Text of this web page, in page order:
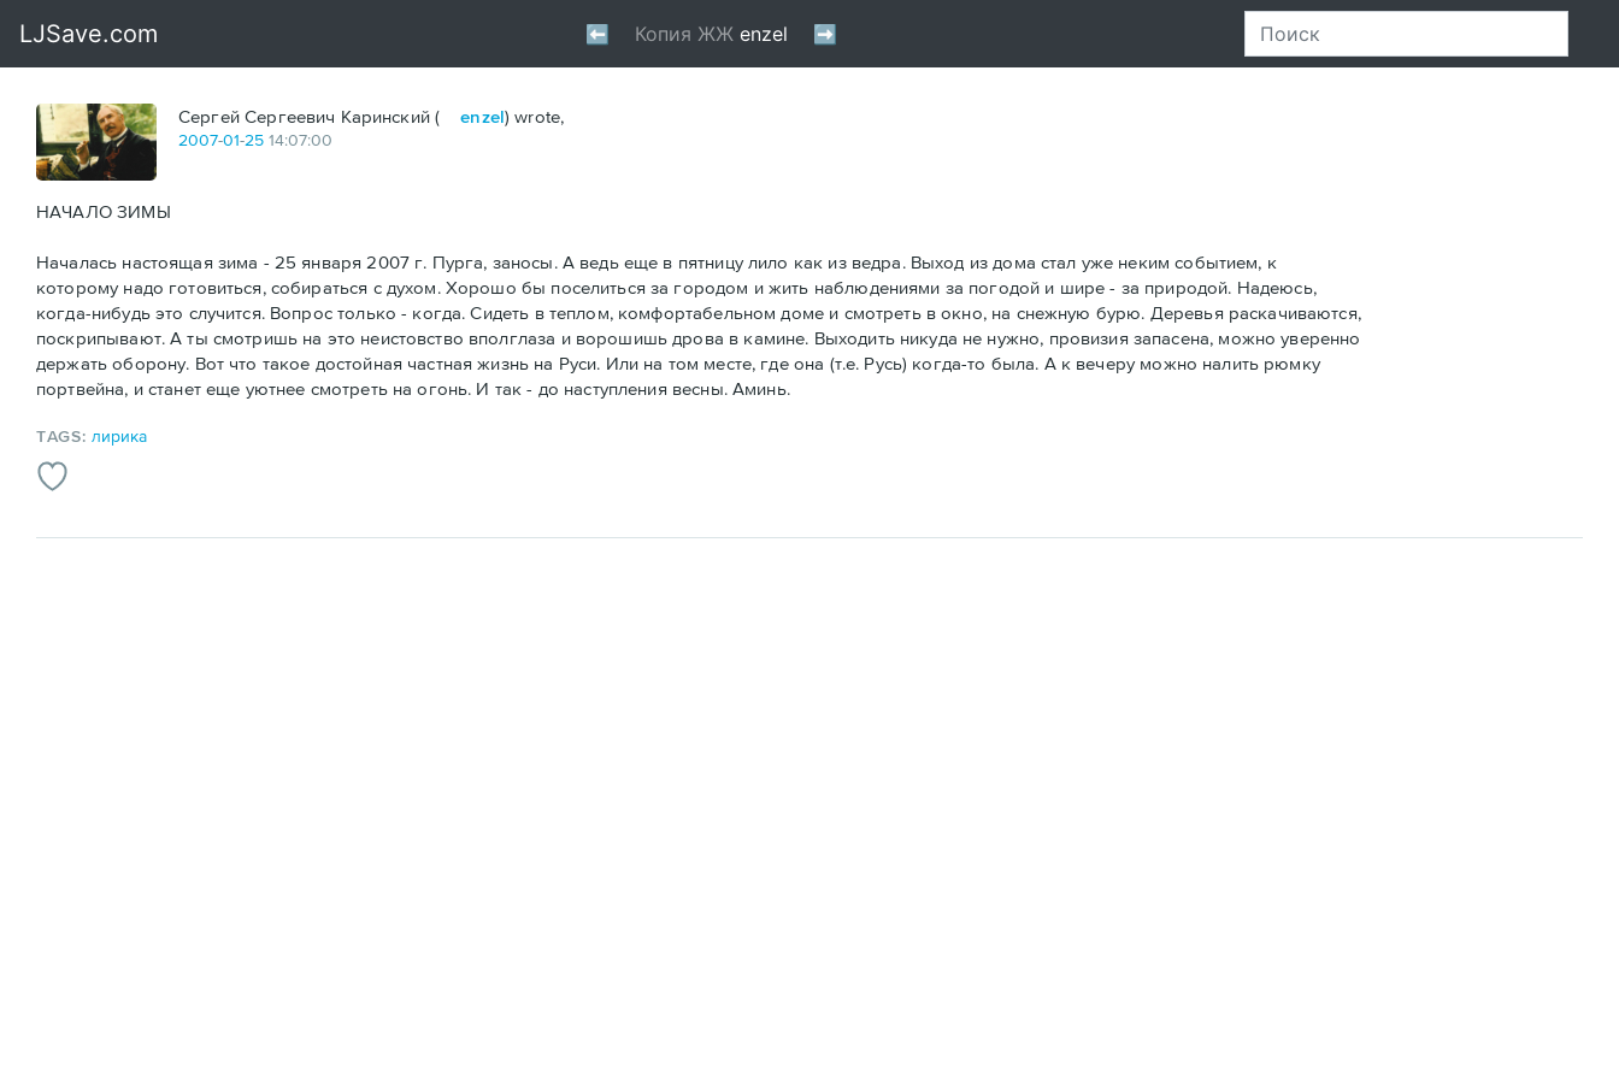
Сергей Сергеевич Каринский ( enzel) wrote,
2007-01-25 14:07:00
НАЧАЛО ЗИМЫ
Началась настоящая зима - 25 января 2007 г. Пурга, заносы. А ведь еще в пятницу лило как из ведра. Выход из дома стал уже неким событием, к
которому надо готовиться, собираться с духом. Хорошо бы поселиться за городом и жить наблюдениями за погодой и шире - за природой. Надеюсь,
когда-нибудь это случится. Вопрос только - когда. Сидеть в теплом, комфортабельном доме и смотреть в окно, на снежную бурю. Деревья раскачиваются,
поскрипывают. А ты смотришь на это неистовство вполглаза и ворошишь дрова в камине. Выходить никуда не нужно, провизия запасена, можно уверенно
держать оборону. Вот что такое достойная частная жизнь на Руси. Или на том месте, где она (т.е. Русь) когда-то была. А к вечеру можно налить рюмку
портвейна, и станет еще уютнее смотреть на огонь. И так - до наступления весны. Аминь.
TAGS:лирика